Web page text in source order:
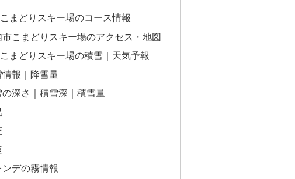
まどりスキー場のコース情報
市こまどりスキー場のアクセス・地図
まどりスキー場の積雪｜天気予報
情報｜降雪量
の深さ｜積雪深｜積雪量
ンデの霧情報